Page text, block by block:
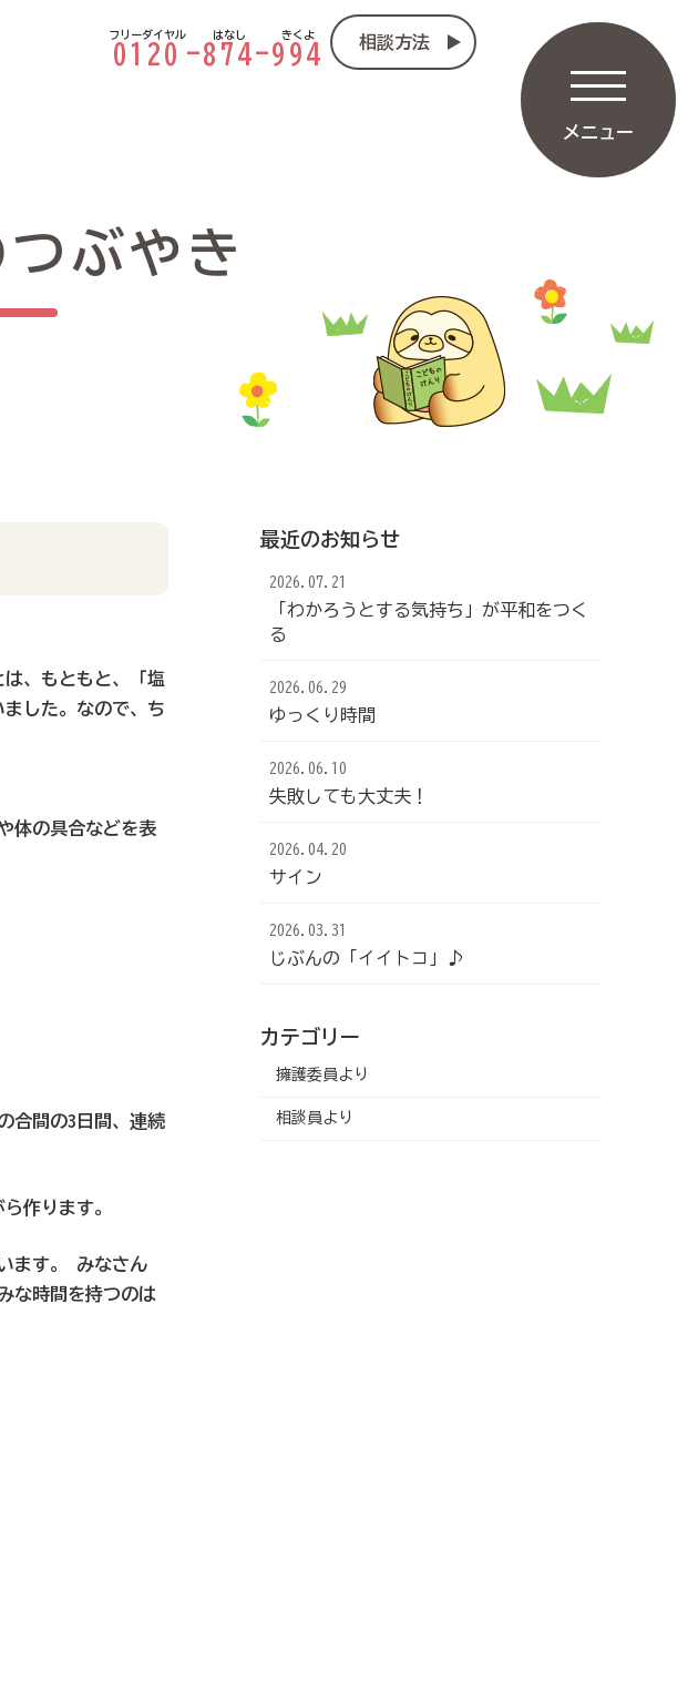
0120
フリーダイヤル
-874
はなし
-994
きくよ 相談方法
メニュー
ぶやき
は、もともと、「塩
した。なので、ち
体の具合などを表
合間の3日間、連続
作ります。
ます。 みなさん
な時間を持つのは
最近のお知らせ
2026.07.21
「わかろうとする気持ち」が平和をつく
る
2026.06.29
ゆっくり時間
2026.06.10
失敗しても大丈夫！
2026.04.20
サイン
2026.03.31
じぶんの「イイトコ」♪
カテゴリー
擁護委員より
相談員より